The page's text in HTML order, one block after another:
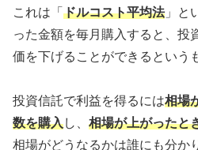
これは「 ドルコスト平均法」と
った金額を毎月購入すると、投
価を下げることができるという
投資信託で利益を得るには相場
数を購入し、 相場が上がったと
相場がどうなるかは誰にも分か